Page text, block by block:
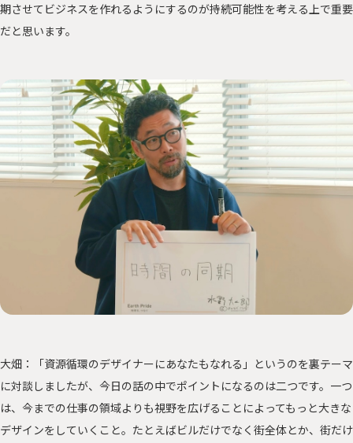
期させてビジネスを作れるようにするのが持続可能性を考える上で重要
だと思います。
大畑：「資源循環のデザイナーにあなたもなれる」というのを裏テーマ
に対談しましたが、今日の話の中でポイントになるのは二つです。一つ
は、今までの仕事の領域よりも視野を広げることによってもっと大きな
デザインをしていくこと。たとえばビルだけでなく街全体とか、街だけ